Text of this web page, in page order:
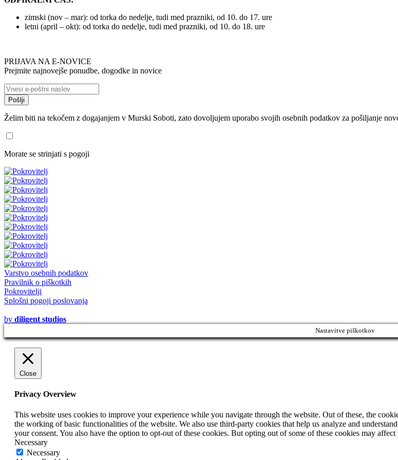
zimski (nov – mar): od torka do nedelje, tudi med prazniki, od 10. do 17. ure
letni (april – okt): od torka do nedelje, tudi med prazniki, od 10. do 18. ure
PRIJAVA NA E-NOVICE
Prejmite najnovejše ponudbe, dogodke in novice
Želim biti na tekočem z dogajanjem v Murski Soboti, zato dovoljujem uporabo svojih osebnih podatkov za pošiljanje
Morate se strinjati s pogoji
Varstvo osebnih podatkov
Pravilnik o piškotkih
Pokrovitelji
Splošni pogoji poslovanja
by diligent studios
Nastavitve piškotkov
Close
Privacy Overview
This website uses cookies to improve your experience while you navigate through the website. Out of these, the
the working of basic functionalities of the website. We also use third-party cookies that help us analyze and
your consent. You also have the option to opt-out of these cookies. But opting out of some of these cookies may
Necessary
Necessary